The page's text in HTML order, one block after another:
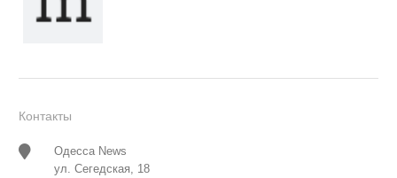
Контакты
Одесса News
ул. Сегедская, 18